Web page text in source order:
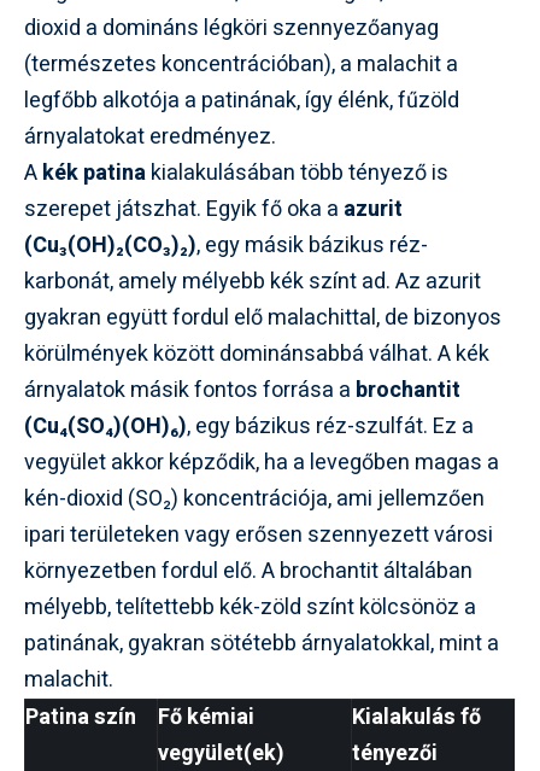
dioxid a domináns légköri szennyezőanyag
(természetes koncentrációban), a malachit a
legfőbb alkotója a patinának, így élénk, fűzöld
árnyalatokat eredményez.
Akék patinakialakulásában több tényező is
szerepet játszhat. Egyik fő oka a azurit
(Cu₃(OH)₂(CO₃)₂), egy másik bázikus réz-
karbonát, amely mélyebb kék színt ad. Az azurit
gyakran együtt fordul elő malachittal, de bizonyos
körülmények között dominánsabbá válhat. A kék
árnyalatok másik fontos forrása a brochantit
(Cu₄(SO₄)(OH)₆), egy bázikus réz-szulfát. Ez a
vegyület akkor képződik, ha a levegőben magas a
kén-dioxid (SO₂) koncentrációja, ami jellemzően
ipari területeken vagy erősen szennyezett városi
környezetben fordul elő. A brochantit általában
mélyebb, telítettebb kék-zöld színt kölcsönöz a
patinának, gyakran sötétebb árnyalatokkal, mint a
malachit.
Patina szín
Fő kémiai
vegyület(ek)
Kialakulás fő
tényezői